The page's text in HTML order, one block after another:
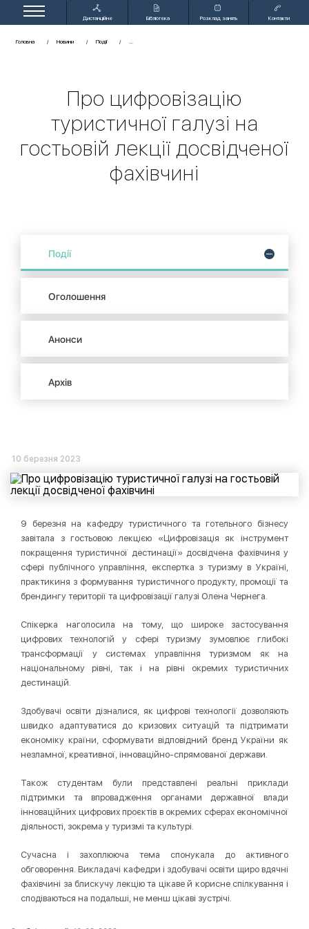
Дистанційне
Бібліотека Розклад занять Контакти
Головна Новини Події
Про цифровізацію
туристичної галузі на
гостьовій лекції досвідченої
фахівчині
Події
Оголошення
Анонси
Архів
10 березня 2023
9 березня на кафедру туристичного та готельного бізнесу
завітала з гостьовою лекцією «Цифровізація як інструмент
покращення туристичної дестинації» досвідчена фахівчиня у
сфері публічного управління, експертка з туризму в Україні,
практикиня з формування туристичного продукту, промоції та
брендингу території та цифровізації галузі Олена Чернега.
Спікерка наголосила на тому, що широке застосування
цифрових технологій у сфері туризму зумовлює глибокі
трансформації у системах управління туризмом як на
національному рівні, так і на рівні окремих туристичних
дестинацій.
Здобувачі освіти дізналися, як цифрові технології дозволяють
швидко адаптуватися до кризових ситуацій та підтримати
економіку країни, сформувати відповідний бренд України як
незламної, креативної, інноваційно-спрямованої держави.
Також студентам були представлені реальні приклади
підтримки та впровадження органами державної влади
інноваційних цифрових проєктів в окремих сферах економічної
діяльності, зокрема у туризмі та культурі.
Сучасна і захоплююча тема спонукала до активного
обговорення. Викладачі кафедри і здобувачі освіти щиро вдячні
фахівчині за блискучу лекцію та цікаве й корисне спілкування і
сподіваються на подальші, не менш цікаві зустрічі.